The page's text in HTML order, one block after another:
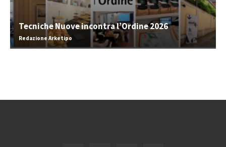
Tecniche Nuove incontra l’Ordine 2026
Redazione Arketipo